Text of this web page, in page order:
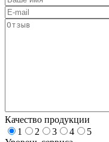
Качество продукции
1
2 3 4
5